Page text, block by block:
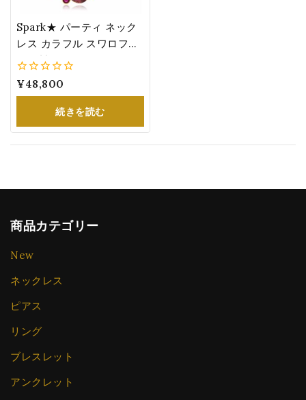
Spark★ パーティ ネック
レス カラフル スワロフス
キー製 クリスタル ピンク
0
5
¥48,800
続きを読む
商品カテゴリー
New
ネックレス
ピアス
リング
ブレスレット
アンクレット